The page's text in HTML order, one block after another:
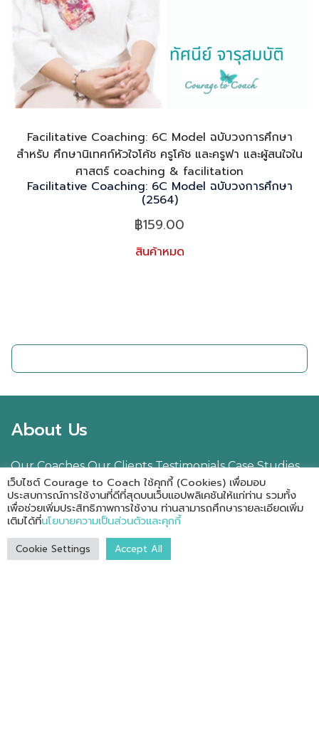
Facilitative Coaching: 6C Model ฉบับวงการศึกษา
สำหรับ ศึกษานิเทศก์หัวใจโค้ช ครูโค้ช และครูฟา และผู้สนใจใน
ศาสตร์ coaching & facilitation
Facilitative Coaching: 6C Model ฉบับวงการศึกษา
(2564)
฿159.00
สินค้าหมด
About Us
Our Coaches Our Clients Testimonials Case Studies
Events
Our Services
Services for CorporateServices for Coaches
เว็บไซต์ Courage to Coach ใช้คุกกี้ (Cookies) เพื่อมอบ
ประสบการณ์การใช้งานที่ดีที่สุดบนเว็บแอปพลิเคชันให้แก่ท่าน รวมทั้ง
เพื่อช่วยเพิ่มประสิทธิภาพการใช้งาน ท่านสามารถศึกษารายละเอียดเพิ่ม
เติมได้ที่นโยบายความเป็นส่วนตัวและคุกกี้
Cookie Settings Accept All